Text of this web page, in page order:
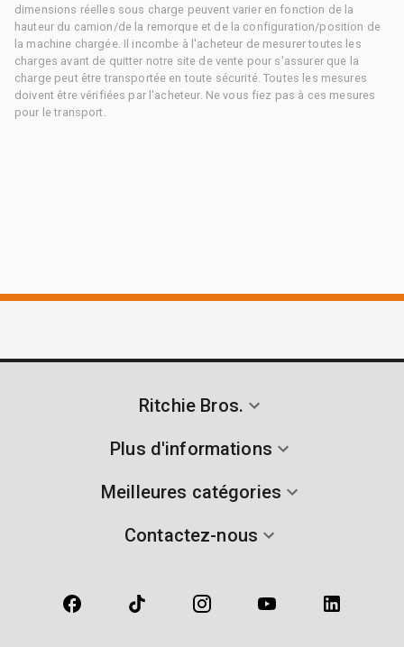
dimensions réelles sous charge peuvent varier en fonction de la
hauteur du camion/de la remorque et de la configuration/position de
la machine chargée. Il incombe à l'acheteur de mesurer toutes les
charges avant de quitter notre site de vente pour s'assurer que la
charge peut être transportée en toute sécurité. Toutes les mesures
doivent être vérifiées par l'acheteur. Ne vous fiez pas à ces mesures
pour le transport.
Ritchie Bros.
Plus d'informations
Meilleures catégories
Contactez-nous